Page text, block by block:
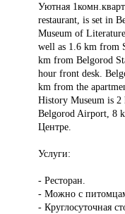
Уютная
restaurant, is set in
Museum of
well as 1.6 km from
km from Belgorod
hour front desk.
km from the
History Museum is 2
Belgorod Airport, 8
Центре.
Услуги:
- Ресторан.
- Можно с
- Круглосуточная